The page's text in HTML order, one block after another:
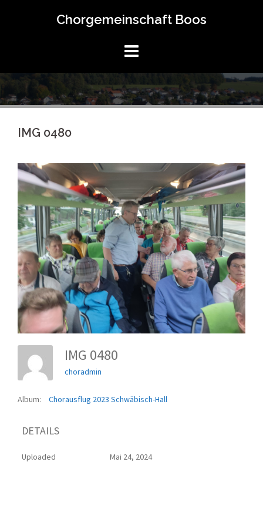
Chorgemeinschaft Boos
IMG 0480
IMG 0480
choradmin
Album: Chorausflug 2023 Schwäbisch-Hall
DETAILS
Uploaded Mai 24, 2024